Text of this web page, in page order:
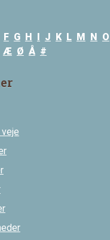
F G H I J K L M N O
Æ Ø Å #